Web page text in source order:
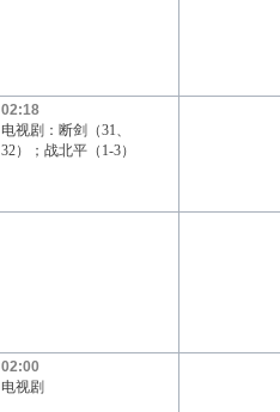
02:18
电视剧：断剑（31、
32）；战北平（1-3）
02:00
电视剧